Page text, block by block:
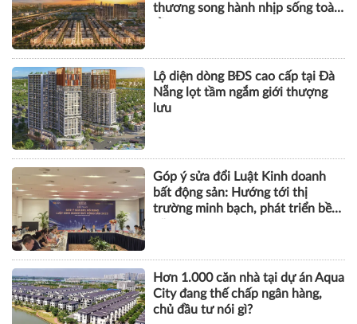
thương song hành nhịp sống toàn
Lộ diện dòng BĐS cao cấp tại Đà
Nẵng lọt tầm ngắm giới thượng
lưu
Góp ý sửa đổi Luật Kinh doanh
bất động sản: Hướng tới thị
trường minh bạch, phát triển bền
Hơn 1.000 căn nhà tại dự án Aqua
City đang thế chấp ngân hàng,
chủ đầu tư nói gì?